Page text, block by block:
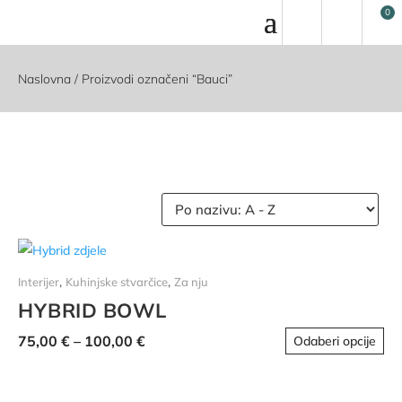
Naslovna / Proizvodi označeni “Bauci”
Interijer, Kuhinjske stvarčice, Za nju
HYBRID BOWL
75,00 € – 100,00 €Raspon
Odaberi opcije